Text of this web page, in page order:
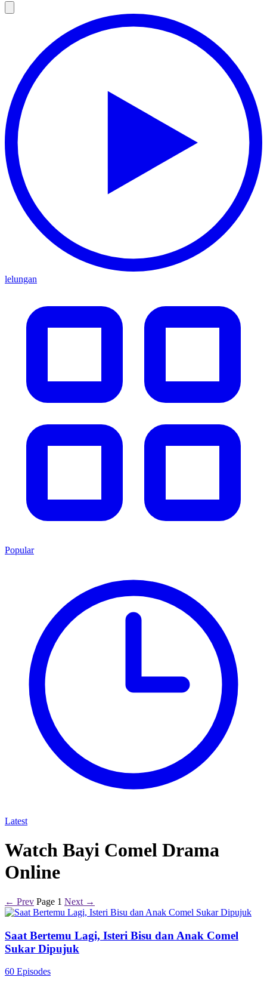
lelungan
Popular
Latest
Watch Bayi Comel Drama
Online
← Prev Page 1 Next →
Saat Bertemu Lagi, Isteri Bisu dan Anak Comel
Sukar Dipujuk
60 Episodes